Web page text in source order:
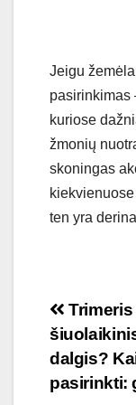
Jeigu
pasirinkimas
kuriose
žmonių
skoningas
ten yra
tarp
įrašų
Trimeris
dalgis?
pasirinkti: